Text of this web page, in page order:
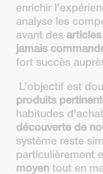
enrichir
analyse les
avant des articles
jamais
fort succès
L’objectif est
produits
habitudes
découverte de
système reste
particulièrement
moyentout en